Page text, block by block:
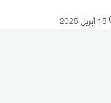
15 أبريل 2025